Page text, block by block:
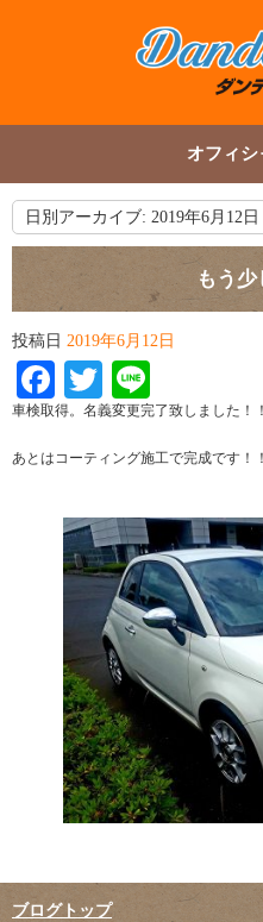
オフィ
日別アーカイブ: 2019年6月12日
もう少
投稿日 2019年6月12日
Facebook
Twitter
車検取得。名義変更完了致しました！
あとはコーティング施工で完成です！
ブログトップ